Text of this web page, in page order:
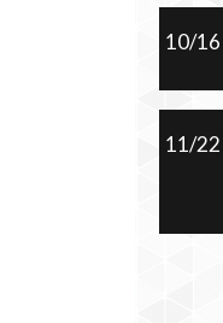
10/16
11/22